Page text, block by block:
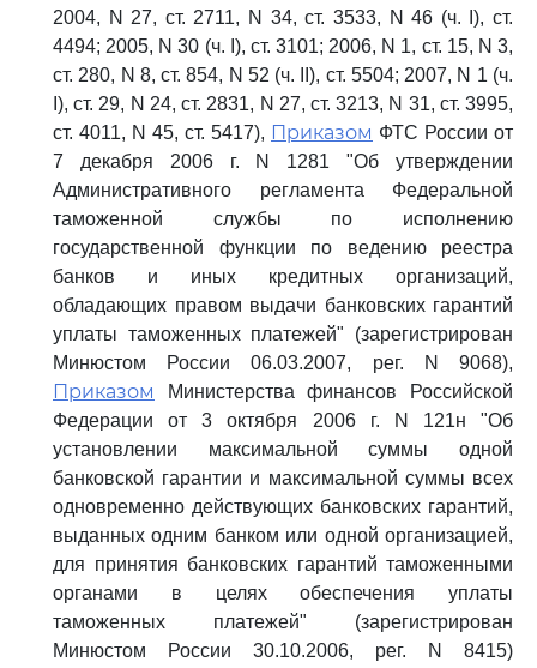
2004, N 27, ст. 2711, N 34, ст. 3533, N 46 (ч. I), ст.
4494; 2005, N 30 (ч. I), ст. 3101; 2006, N 1, ст. 15, N 3,
ст. 280, N 8, ст. 854, N 52 (ч. II), ст. 5504; 2007, N 1 (ч.
I), ст. 29, N 24, ст. 2831, N 27, ст. 3213, N 31, ст. 3995,
ст. 4011, N 45, ст. 5417), Приказом ФТС России от
7 декабря 2006 г. N 1281 "Об утверждении
Административного регламента Федеральной
таможенной службы по исполнению
государственной функции по ведению реестра
банков и иных кредитных организаций,
обладающих правом выдачи банковских гарантий
уплаты таможенных платежей" (зарегистрирован
Минюстом России 06.03.2007, рег. N 9068),
Приказом
Министерства финансов Российской
Федерации от 3 октября 2006 г. N 121н "Об
установлении максимальной суммы одной
банковской гарантии и максимальной суммы всех
одновременно действующих банковских гарантий,
выданных одним банком или одной организацией,
для принятия банковских гарантий таможенными
органами в целях обеспечения уплаты
таможенных платежей" (зарегистрирован
Минюстом России 30.10.2006, рег. N 8415)